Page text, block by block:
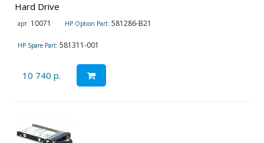
Hard Drive
арт. 10071 HP Option Part: 581286-B21
HP Spare Part: 581311-001
10 740 р.